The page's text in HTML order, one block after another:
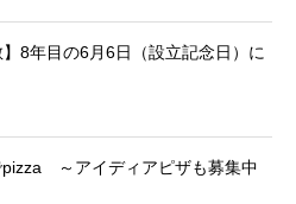
】8年目の6月6日（設立記念日）に
～アイディアピザも募集中